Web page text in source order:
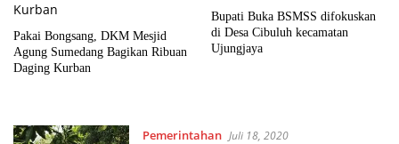
Pakai Bongsang, DKM Mesjid
Agung Sumedang Bagikan Ribuan
Daging Kurban
Bupati Buka BSMSS difokuskan
di Desa Cibuluh kecamatan
Ujungjaya
Pemerintahan Juli 18, 2020